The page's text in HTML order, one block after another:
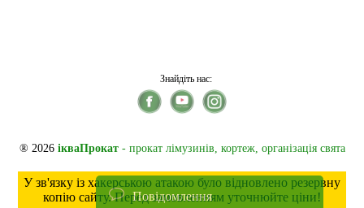
Знайдіть нас:
® 2026 ікваПрокат- прокат лімузинів, кортеж, організація свята
У зв'язку із хакерською атакою було відновлено резервну
копію сайту. Перед замовленням уточнюйте ціни!
Повідомлення